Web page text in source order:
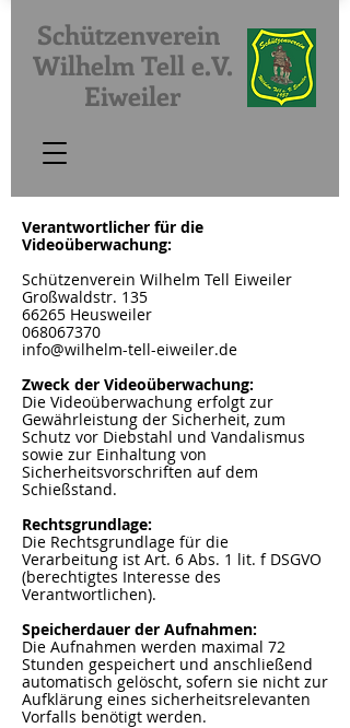
Schützenverein
Wilhelm Tell e.V.
Eiweiler
Verantwortlicher für die
Videoüberwachung:
Schützenverein Wilhelm Tell Eiweiler
Großwaldstr. 135
66265 Heusweiler
068067370
info@wilhelm-tell-eiweiler.de
Zweck der Videoüberwachung:
Die Videoüberwachung erfolgt zur
Gewährleistung der Sicherheit, zum
Schutz vor Diebstahl und Vandalismus
sowie zur Einhaltung von
Sicherheitsvorschriften auf dem
Schießstand.
Rechtsgrundlage:
Die Rechtsgrundlage für die
Verarbeitung ist Art. 6 Abs. 1 lit. f DSGVO
(berechtigtes Interesse des
Verantwortlichen).
Speicherdauer der Aufnahmen:
Die Aufnahmen werden maximal 72
Stunden gespeichert und anschließend
automatisch gelöscht, sofern sie nicht zur
Aufklärung eines sicherheitsrelevanten
Vorfalls benötigt werden.